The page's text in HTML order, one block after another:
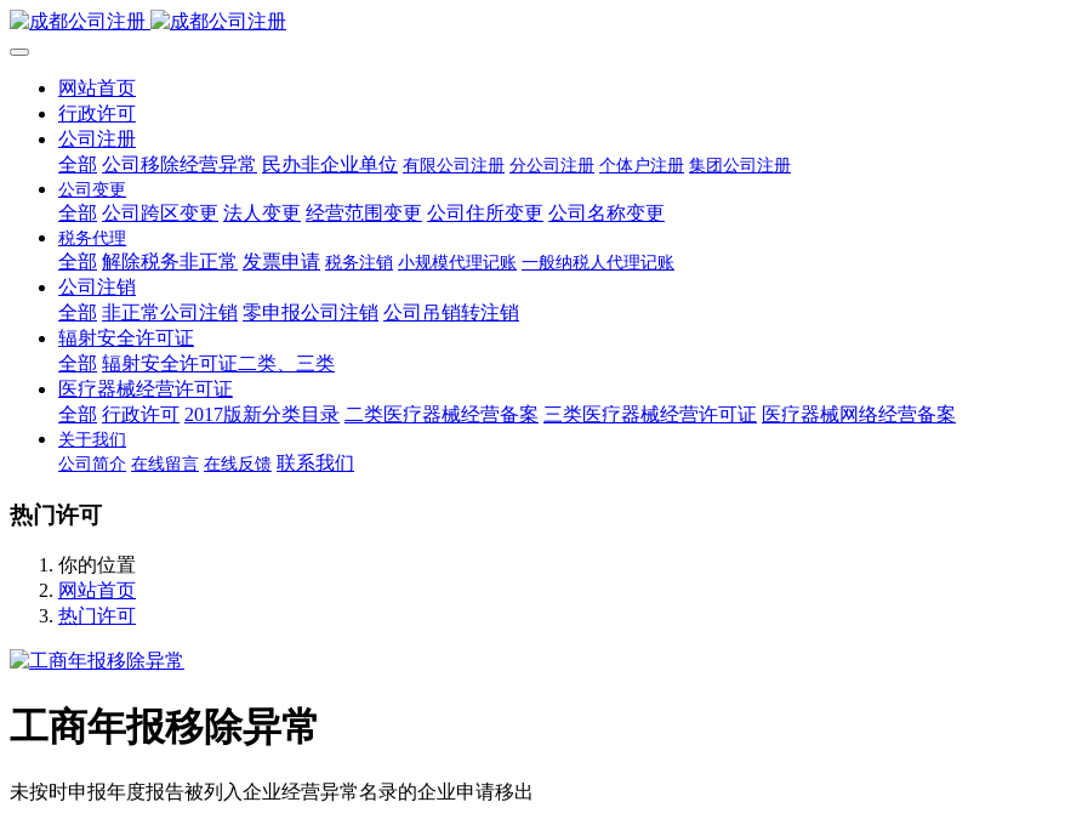
网站首页
行政许可
公司注册
全部 公司移除经营异常 民办非企业单位 有限公司注册 分公司注册 个体户注册 集团公司注册
公司变更
全部 公司跨区变更 法人变更 经营范围变更 公司住所变更 公司名称变更
税务代理
全部 解除税务非正常 发票申请 税务注销 小规模代理记账 一般纳税人代理记账
公司注销
全部 非正常公司注销 零申报公司注销 公司吊销转注销
辐射安全许可证
全部 辐射安全许可证二类、三类
医疗器械经营许可证
全部 行政许可 2017版新分类目录 二类医疗器械经营备案 三类医疗器械经营许可证 医疗器械网络经营备案
关于我们
公司简介 在线留言 在线反馈 联系我们
热门许可
你的位置
网站首页
热门许可
工商年报移除异常
未按时申报年度报告被列入企业经营异常名录的企业申请移出